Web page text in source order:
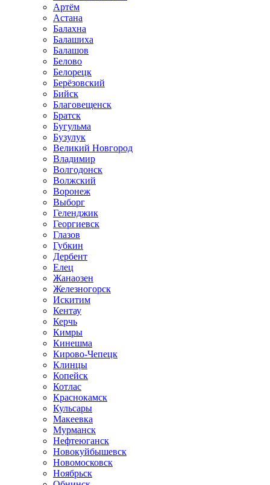
Артём
Астана
Балахна
Балашиха
Балашов
Белово
Белорецк
Берёзовский
Бийск
Благовещенск
Братск
Бугульма
Бузулук
Великий Новгород
Владимир
Волгодонск
Волжский
Воронеж
Выборг
Геленджик
Георгиевск
Глазов
Губкин
Дербент
Елец
Жанаозен
Железногорск
Искитим
Кентау
Керчь
Кимры
Кинешма
Кирово-Чепецк
Клинцы
Копейск
Котлас
Краснокамск
Кульсары
Макеевка
Мурманск
Нефтеюганск
Новокуйбышевск
Новомосковск
Ноябрьск